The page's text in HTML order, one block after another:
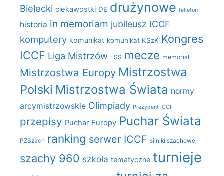
Bielecki ciekawostki DE drużynowe felieton
historia in memoriam jubileusz ICCF
komputery komunikat komunikat KSzK Kongres
ICCF Liga Mistrzów LSS mecze memoriał
Mistrzostwa Europy Mistrzostwa
Polski Mistrzostwa Świata normy
arcymistrzowskie Olimpiady Prezydent ICCF
przepisy Puchar Europy Puchar Świata
PZSzach ranking serwer ICCF silniki szachowe
szachy 960 szkoła tematyczne turnieje